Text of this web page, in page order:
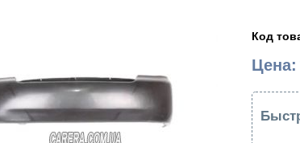
Код
Цена: